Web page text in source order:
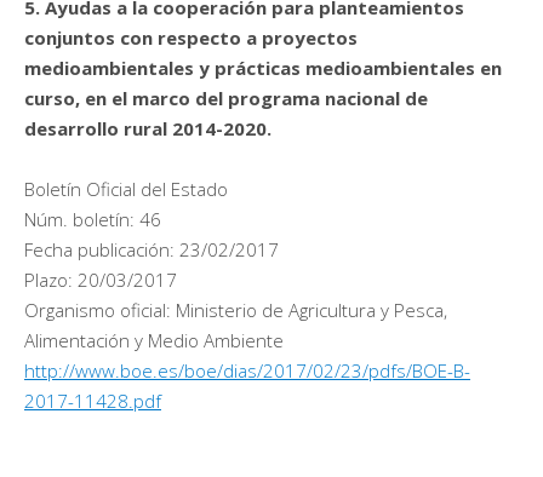
5. Ayudas a la cooperación para planteamientos
conjuntos con respecto a proyectos
medioambientales y prácticas medioambientales en
curso, en el marco del programa nacional de
desarrollo rural 2014-2020.
Boletín Oficial del Estado
Núm. boletín: 46
Fecha publicación: 23/02/2017
Plazo: 20/03/2017
Organismo oficial: Ministerio de Agricultura y Pesca,
Alimentación y Medio Ambiente
http://www.boe.es/boe/dias/2017/02/23/pdfs/BOE-B-
2017-11428.pdf